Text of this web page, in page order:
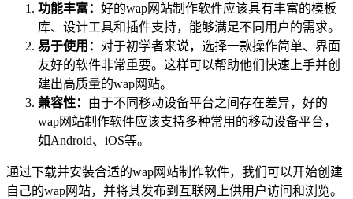
功能丰富： 好的wap网站制作软件应该具有丰富的模板
库、设计工具和插件支持，能够满足不同用户的需求。
易于使用： 对于初学者来说，选择一款操作简单、界面
友好的软件非常重要。这样可以帮助他们快速上手并创
建出高质量的wap网站。
兼容性： 由于不同移动设备平台之间存在差异，好的
wap网站制作软件应该支持多种常用的移动设备平台，
如Android、iOS等。
通过下载并安装合适的wap网站制作软件，我们可以开始创建
自己的wap网站，并将其发布到互联网上供用户访问和浏览。